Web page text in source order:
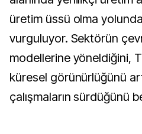
üretim üssü olma
vurguluyor. Sektörün
modellerine yöneldiğini,
küresel görünürlüğünü
çalışmaların sürdüğünü